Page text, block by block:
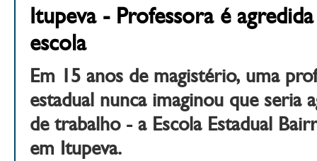
Itupeva - Professora é
escola
Em 15 anos de magistério, uma
estadual nunca imaginou que seria
de trabalho - a Escola Estadual
em Itupeva.